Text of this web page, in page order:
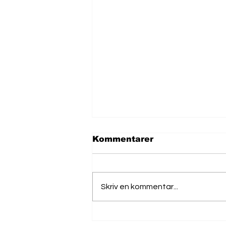
Kommentarer
Skriv en kommentar...